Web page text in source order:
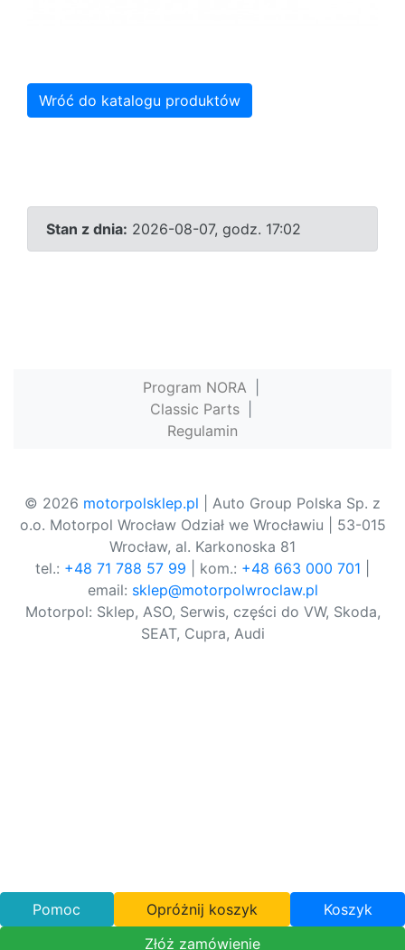
Wróć do katalogu produktów
Stan z dnia: 2026-08-07, godz. 17:02
Program NORA
Classic Parts
Regulamin
© 2026 motorpolsklep.pl | Auto Group Polska Sp. z
o.o. Motorpol Wrocław Odział we Wrocławiu | 53-015
Wrocław, al. Karkonoska 81
tel.: +48 71 788 57 99 | kom.: +48 663 000 701
email: sklep@motorpolwroclaw.pl
Motorpol: Sklep, ASO, Serwis, części do VW, Skoda,
SEAT, Cupra, Audi
Pomoc Opróżnij koszyk
Koszyk
Złóż zamówienie